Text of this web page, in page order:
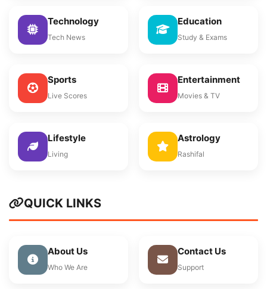
Technology
Tech News
Education
Study & Exams
Sports
Live Scores
Entertainment
Movies & TV
Lifestyle
Living
Astrology
Rashifal
QUICK LINKS
About Us
Who We Are
Contact Us
Support